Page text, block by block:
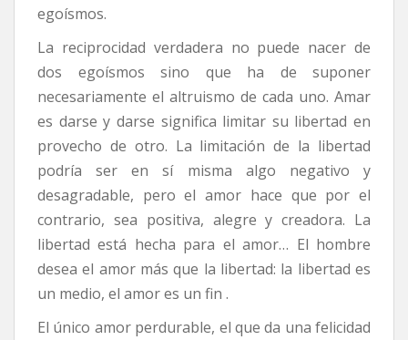
egoísmos.
La reciprocidad verdadera no puede nacer de
dos egoísmos sino que ha de suponer
necesariamente el altruismo de cada uno. Amar
es darse y darse significa limitar su libertad en
provecho de otro. La limitación de la libertad
podría ser en sí misma algo negativo y
desagradable, pero el amor hace que por el
contrario, sea positiva, alegre y creadora. La
libertad está hecha para el amor… El hombre
desea el amor más que la libertad: la libertad es
un medio, el amor es un fin .
El único amor perdurable, el que da una felicidad